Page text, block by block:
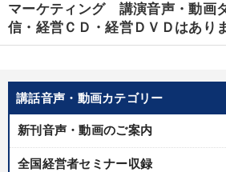
【最新刊】時代を超える経営150の言葉＋
集２タイトル
【最新刊】精神科医・和田秀樹の「老い
会社をつくる厳選講話
売上直結の営業力や販売力を獲得する
講話音声・動画カテゴリー
新刊音声・動画のご案内
全国経営者セミナー収録
マーケティング 講演音声・動画
信・経営ＣＤ・経営ＤＶＤはあり